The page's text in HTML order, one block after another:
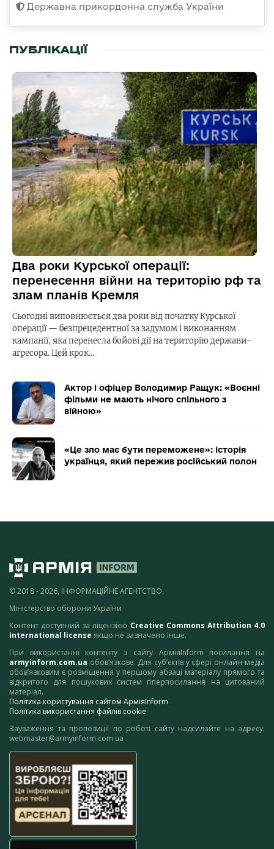
Державна прикордонна служба України
ПУБЛІКАЦІЇ
Два роки Курської операції:
перенесення війни на територію рф та
злам планів Кремля
Сьогодні виповнюється два роки від початку Курської
операції — безпрецедентної за задумом і виконанням
кампанії, яка перенесла бойові дії на територію держави-
агресора. Цей крок…
Актор і офіцер Володимир Ращук: «Воєнні
фільми не мають нічого спільного з
війною»
«Це зло має бути переможене»: історія
українця, який пережив російський полон
© 2018 - 2026, ІНФОРМАЦІЙНЕ АГЕНТСТВО,
Міністерство оборони України
Контент доступний за ліцензією Creative Commons Attribution 4.0
International license якщо не зазначено інше.
При використанні контенту з сайту АрміяInform посилання на
armyinform.com.ua обов’язкове. Для суб’єктів у сфері онлайн-медіа
обов’язковим є розміщення у першому абзаці матеріалу прямого та
відкритого для пошукових систем гіперпосилання на цитований
матеріал.
Політика користування сайтом АрміяInform
Політика використання файлів cookie
Зауваження та пропозиції по роботі сайту надсилайте на адресу:
webmaster@armyinform.com.ua